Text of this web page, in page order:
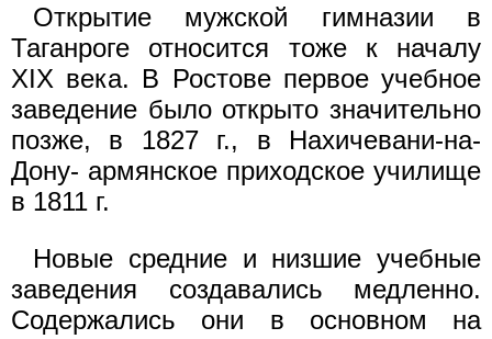
Открытие мужской гимназии в
Таганроге относится тоже к началу
XIX века. В Ростове первое учебное
заведение было открыто значительно
позже, в 1827 г., в Нахичевани-на-
Дону- армянское приходское училище
в 1811 г.
Новые средние и низшие учебные
заведения создавались медленно.
Содержались они в основном на